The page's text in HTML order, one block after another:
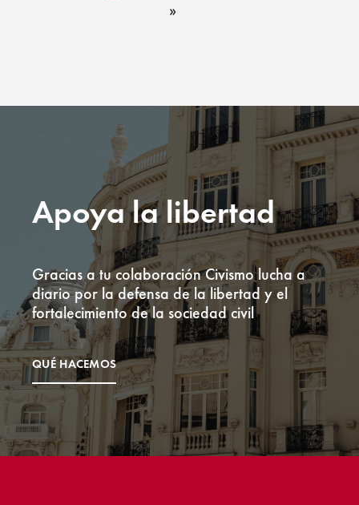
»
Apoya la libertad
Gracias a tu colaboración Civismo lucha a
diario por la defensa de la libertad y el
fortalecimiento de la sociedad civil
QUÉ HACEMOS